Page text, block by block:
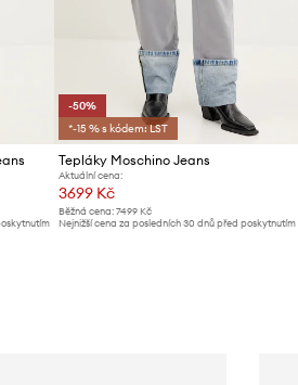
-50%
*-15 % s kódem: LST
Tepláky Moschino Jeans
Aktuální cena:
3699 Kč
Běžná cena: 7499 Kč
Nejnižší cena za posledních 30 dnů před poskytnutím